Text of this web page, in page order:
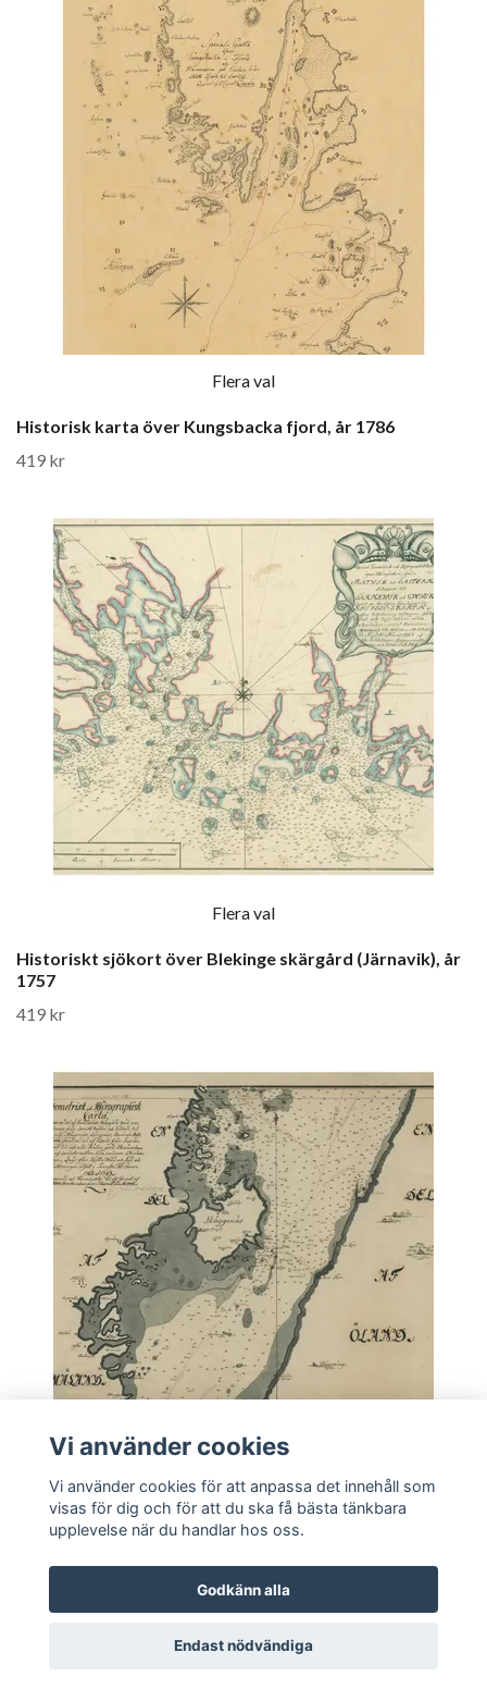
Flera val
Historisk karta över Kungsbacka fjord, år 1786
419 kr
Flera val
Historiskt sjökort över Blekinge skärgård (Järnavik), år
1757
419 kr
Historiskt sjökort över Kalmarsund (Skäggenäs), år
1768
419 kr
Vi använder cookies
Vi använder cookies för att anpassa det innehåll som
visas för dig och för att du ska få bästa tänkbara
upplevelse när du handlar hos oss.
Godkänn alla
Endast nödvändiga